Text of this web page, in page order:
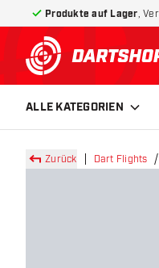
Produkte auf Lager ,
ALLE KATEGORIEN
Zurück Dart Flights